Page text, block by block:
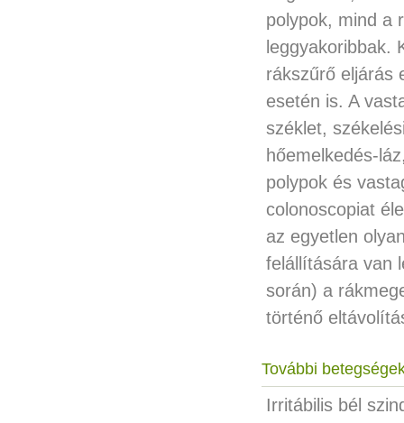
polypok, mind a
leggyakoribbak.
rákszűrő eljárás
esetén is. A
széklet,
hőemelkedés-
polypok és
colonoscopiat
az egyetlen
felállítására van
során) a
történő
További
Irritábilis bél